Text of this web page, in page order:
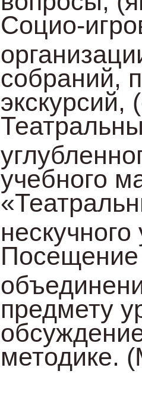
Социо-
собраний,
экскурсий,
учебного
Посещение
предмету
методике.